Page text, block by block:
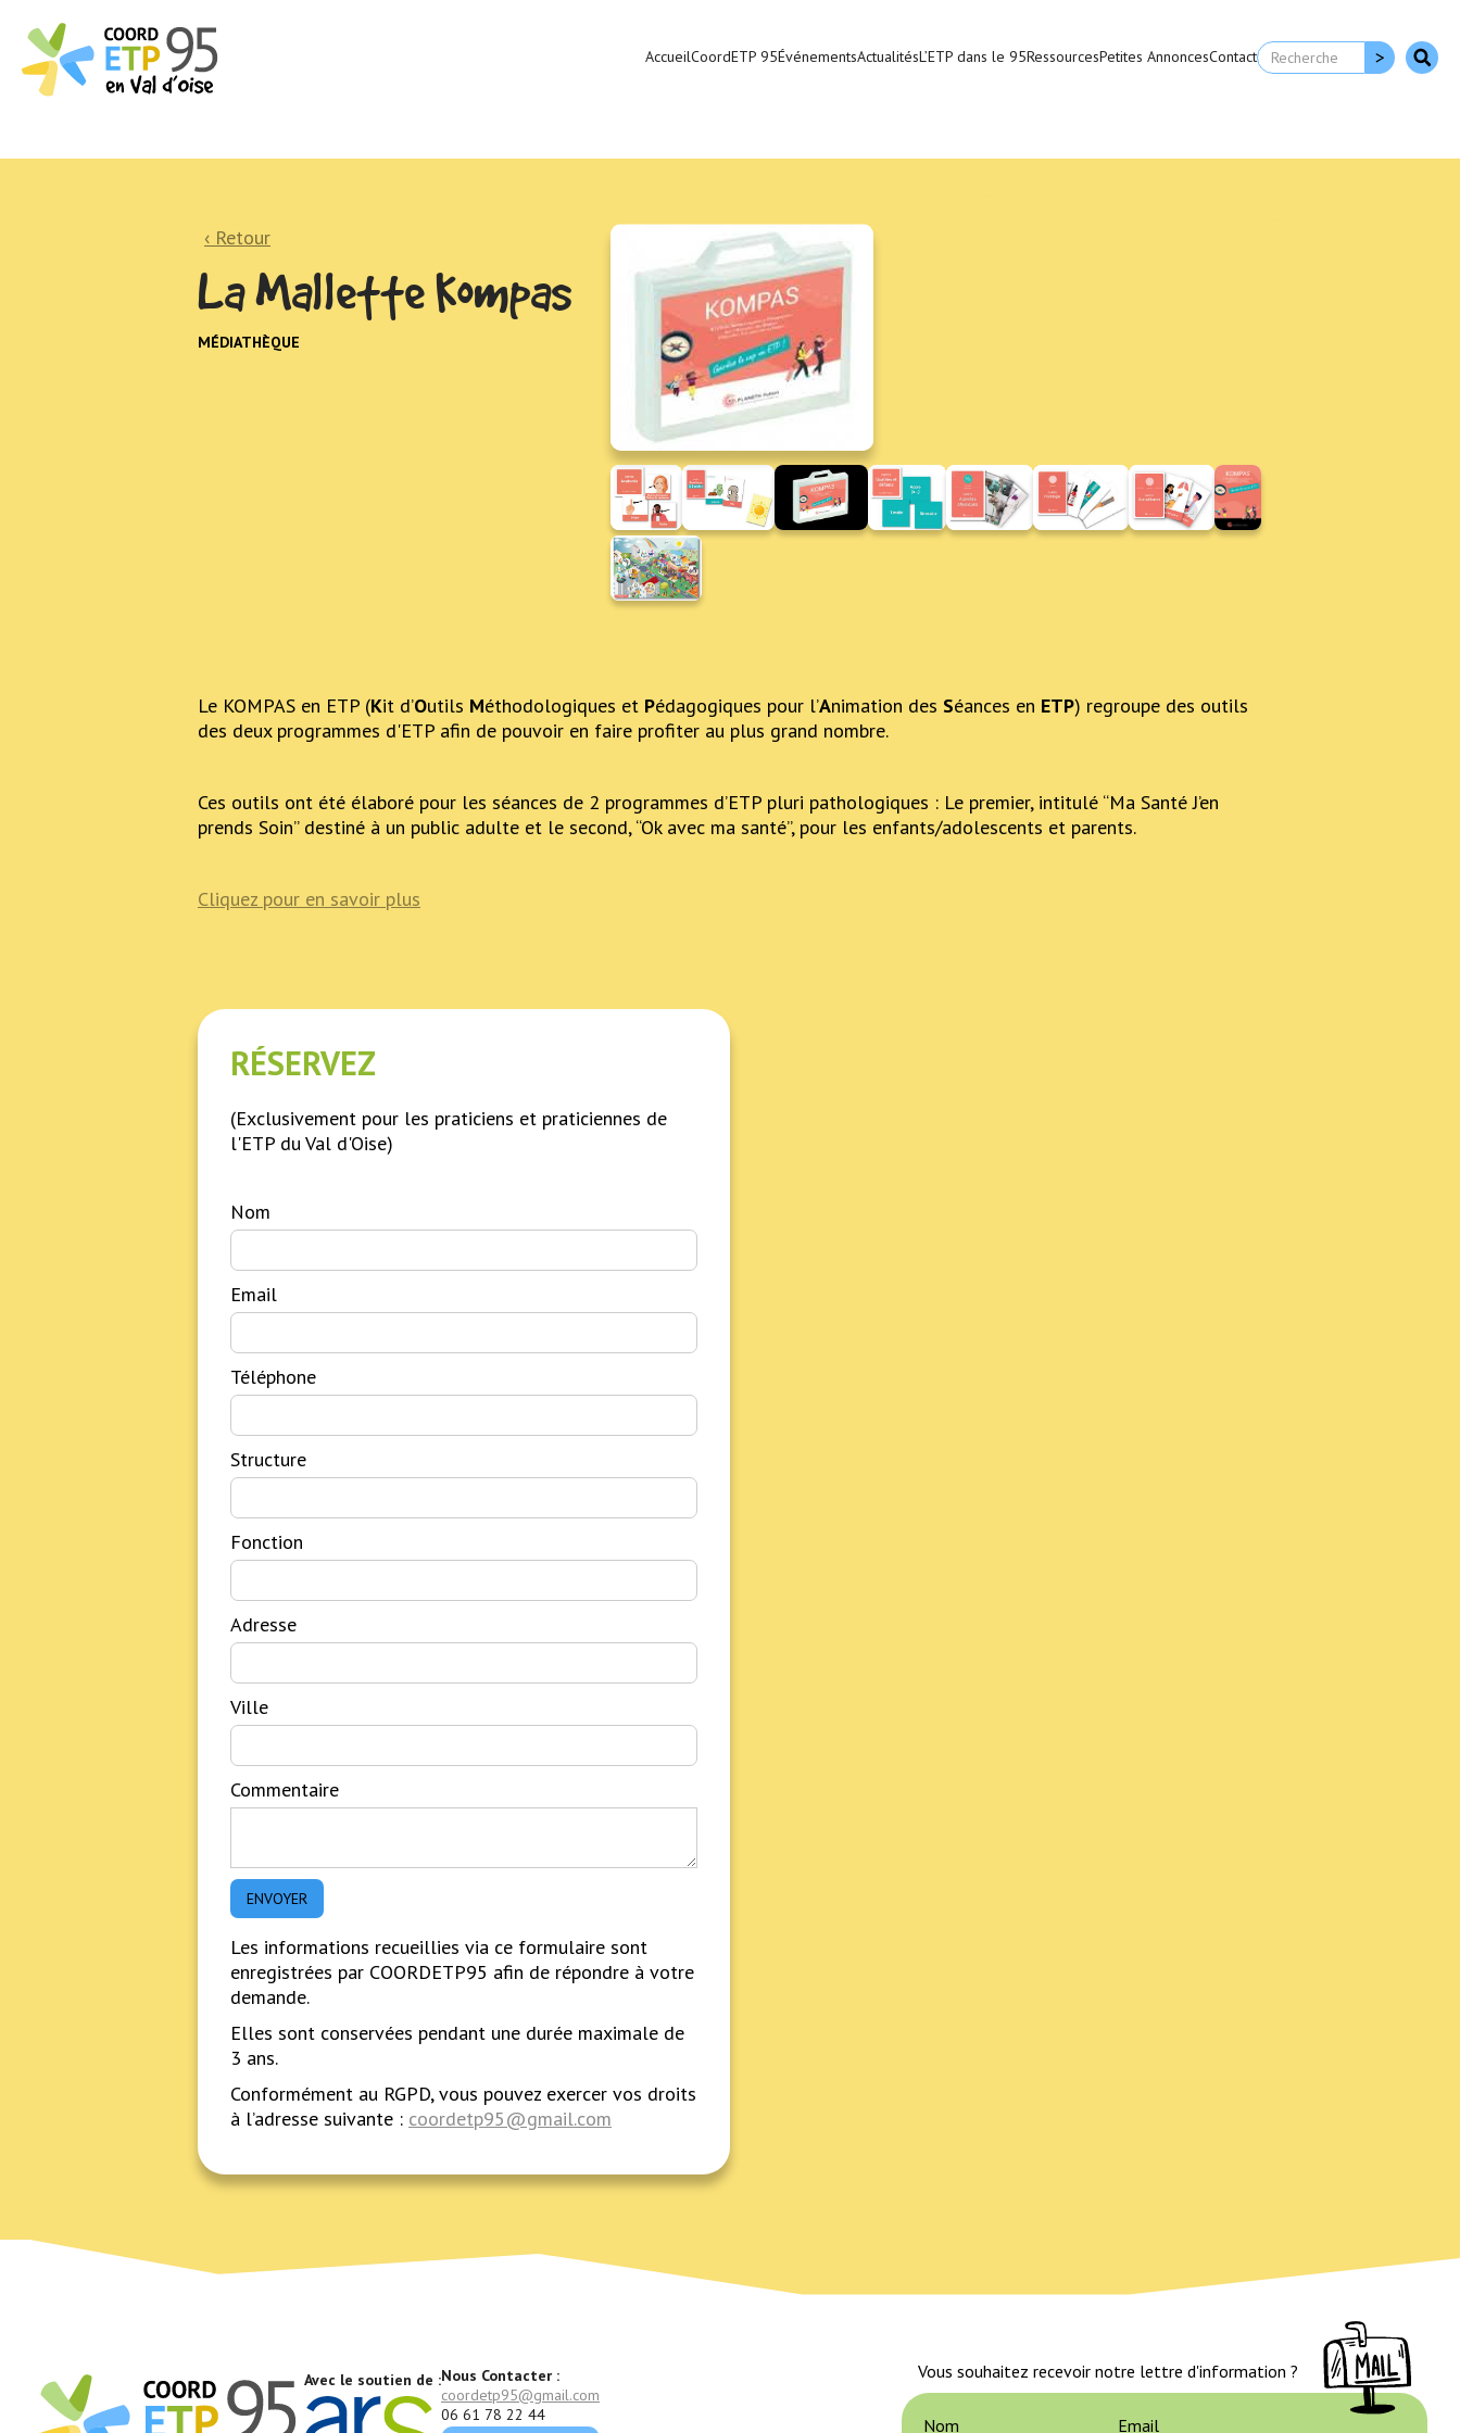
AccueilCoordETP 95ÉvénementsActualitésL’ETP dans le 95RessourcesPetites AnnoncesContact
‹ Retour
La Mallette Kompas
MÉDIATHÈQUE
Le KOMPAS en ETP (Kit d’Outils Méthodologiques et Pédagogiques pour l’Animation des Séances en ETP) regroupe des outils
des deux programmes d'ETP afin de pouvoir en faire profiter au plus grand nombre.
Ces outils ont été élaboré pour les séances de 2 programmes d’ETP pluri pathologiques : Le premier, intitulé “Ma Santé J’en
prends Soin” destiné à un public adulte et le second, “Ok avec ma santé”, pour les enfants/adolescents et parents.
Cliquez pour en savoir plus
RÉSERVEZ
(Exclusivement pour les praticiens et praticiennes de
l'ETP du Val d'Oise)
Nom
Email
Téléphone
Structure
Fonction
Adresse
Ville
Commentaire
Les informations recueillies via ce formulaire sont
enregistrées par COORDETP95 afin de répondre à votre
demande.
Elles sont conservées pendant une durée maximale de
3 ans.
Conformément au RGPD, vous pouvez exercer vos droits
à l’adresse suivante : coordetp95@gmail.com
Avec le soutien de :Nous Contacter :
coordetp95@gmail.com
06 61 78 22 44
Vous souhaitez recevoir notre lettre d'information ?
Nom Email